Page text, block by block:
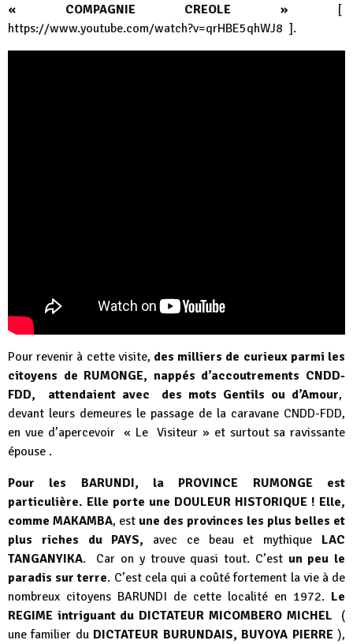
« COMPAGNIE CREOLE » [
https://www.youtube.com/watch?v=qrHBE5qhWJ8 ].
Pour revenir à cette visite, des milliers de curieux parmi les
citoyens de RUMONGE, nappés d’accoutrements CNDD-
FDD, attendaient avec des mots Gentils ou d’Amour,
devant leurs demeures le passage de la caravane CNDD-FDD,
en vue d’apercevoir « Le Visiteur » et surtout sa ravissante
épouse .
Pour les BARUNDI, la PROVINCE RUMONGE est
particulière. Elle porte une DOULEUR HISTORIQUE ! Elle,
comme MAKAMBA, est une des provinces les plus belles et
plus riches du PAYS, avec ce beau et mythique LAC
TANGANYIKA. Car on y trouve quasi tout. C’est un peu le
paradis sur terre. C’est cela qui a coûté fortement la vie à de
nombreux citoyens BARUNDI de cette localité en 1972. Le
REGIME intriguant du DICTATEUR MICOMBERO MICHEL (
une familier du DICTATEUR BURUNDAIS, BUYOYA PIERRE),